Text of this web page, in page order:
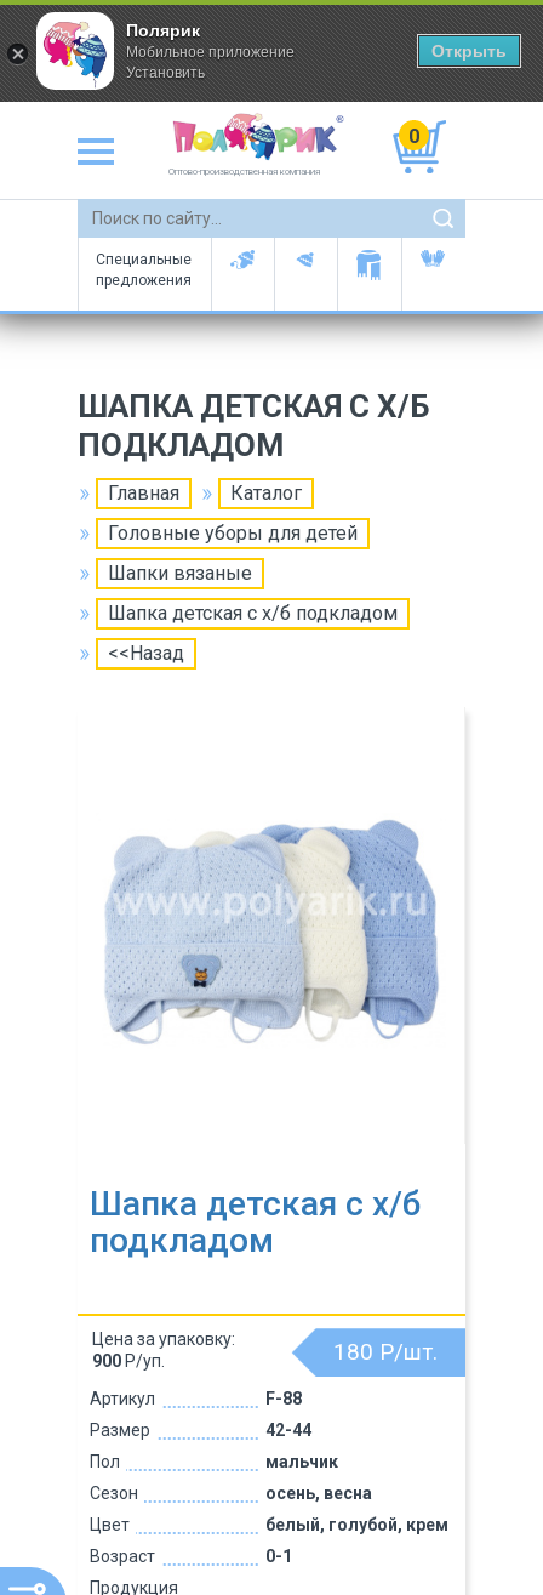
Оптово-производственная компания
0
Специальные
предложения
ШАПКА ДЕТСКАЯ С Х/Б
ПОДКЛАДОМ
Главная
Каталог
Головные уборы для детей
Шапки вязаные
Шапка детская с х/б подкладом
<<Назад
Шапка детская с х/б
подкладом
Артикул
F-88
Размер
42-44
Пол
мальчик
Сезон
осень, весна
Цвет
белый, голубой, крем
Возраст
0-1
Продукция
180 Р/шт.
Цена за упаковку:
900 Р/уп.
Полярик
Мобильное приложение
Установить
Открыть